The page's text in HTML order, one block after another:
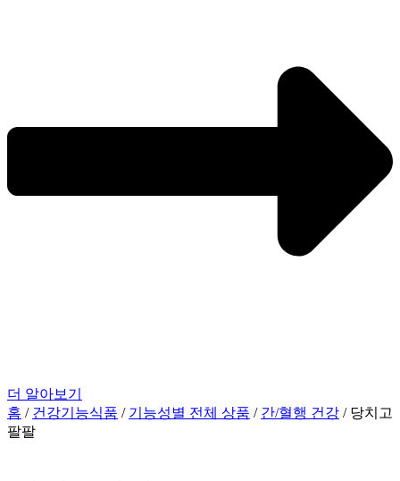
더 알아보기
홈 / 건강기능식품 / 기능성별 전체 상품 / 간/혈행 건강 / 당치고
팔팔